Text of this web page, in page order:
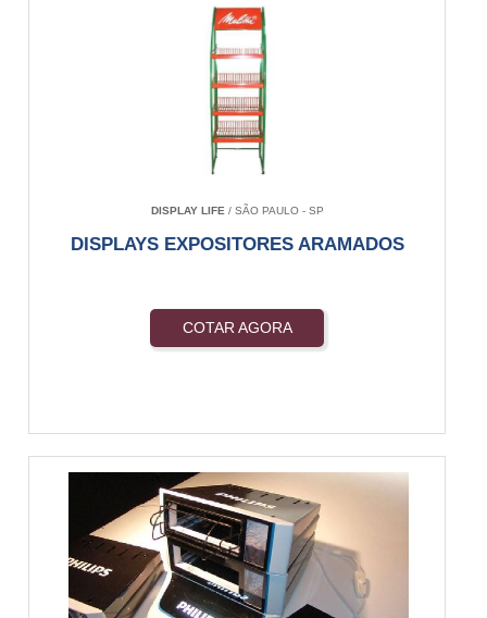
DISPLAY LIFE / SÃO PAULO - SP
DISPLAYS EXPOSITORES ARAMADOS
COTAR AGORA